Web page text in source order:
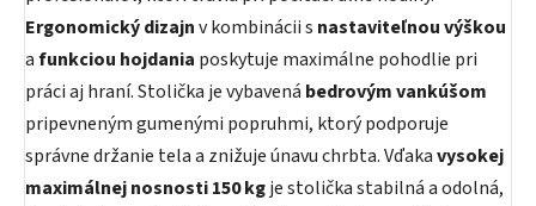
Ergonomický dizajnv kombinácii s nastaviteľnou výškou
afunkciou hojdania poskytuje maximálne pohodlie pri
práci aj hraní. Stolička je vybavená bedrovým vankúšom
pripevneným gumenými popruhmi, ktorý podporuje
správne držanie tela a znižuje únavu chrbta. Vďakavysokej
maximálnej nosnosti 150 kgje stolička stabilná a odolná,